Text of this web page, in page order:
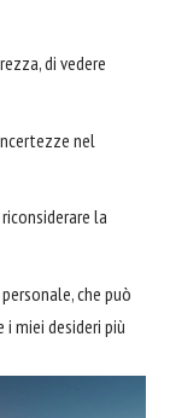
di vedere
nel
la
che può
miei desideri più